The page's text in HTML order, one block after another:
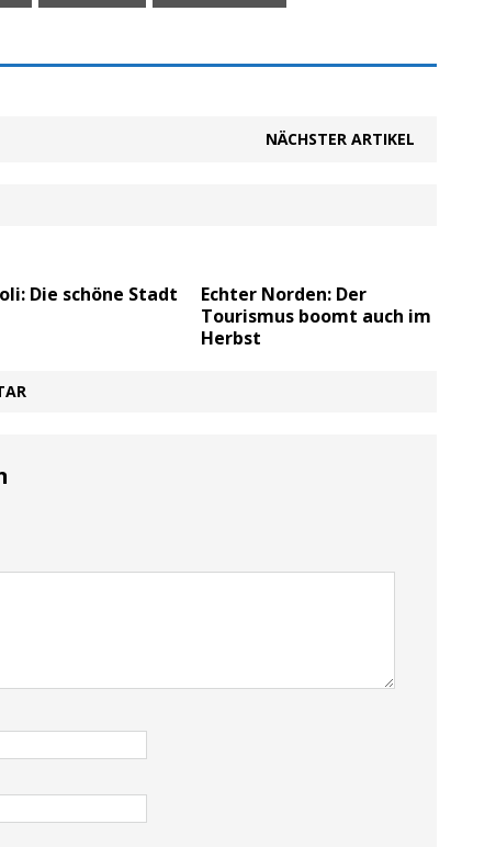
NÄCHSTER ARTIKEL
Die schöne Stadt
Echter Norden: Der
Tourismus boomt auch im
Herbst